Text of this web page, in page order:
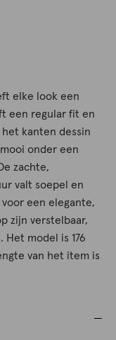
elke look een
een regular fit en
kanten dessin
onder een
zachte,
valt soepel en
een elegante,
zijn verstelbaar,
Het model is 176
van het item is